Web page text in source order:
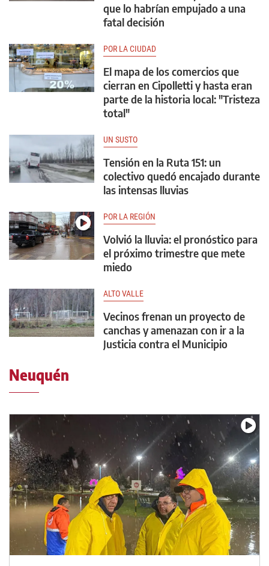
que lo habrían empujado a una
fatal decisión
POR LA CIUDAD
El mapa de los comercios que
cierran en Cipolletti y hasta eran
parte de la historia local: "Tristeza
total"
UN SUSTO
Tensión en la Ruta 151: un
colectivo quedó encajado durante
las intensas lluvias
POR LA REGIÓN
Volvió la lluvia: el pronóstico para
el próximo trimestre que mete
miedo
ALTO VALLE
Vecinos frenan un proyecto de
canchas y amenazan con ir a la
Justicia contra el Municipio
Neuquén